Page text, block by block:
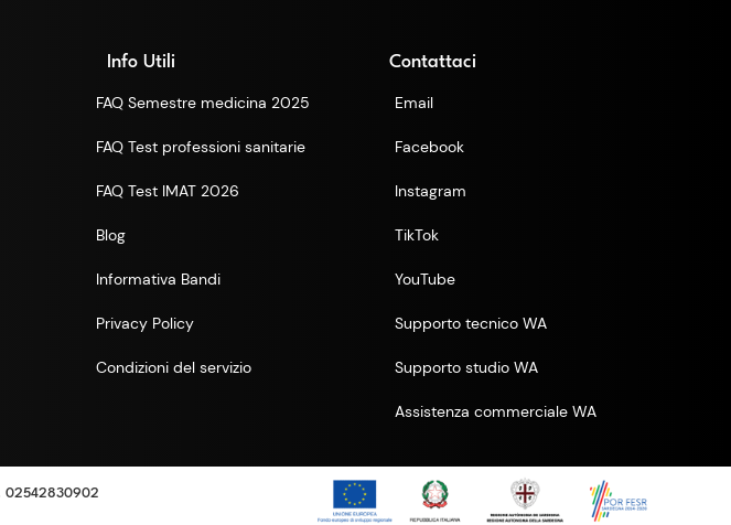
Info Utili
FAQ Semestre medicina 2025
FAQ Test professioni sanitarie
FAQ Test IMAT 2026
Blog
Informativa Bandi
Privacy Policy
Condizioni del servizio
Contattaci
Email
Facebook
Instagram
TikTok
YouTube
Supporto tecnico WA
Supporto studio WA
Assistenza commerciale WA
02542830902